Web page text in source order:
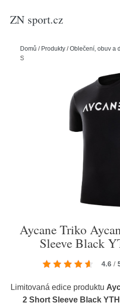
ZN sport.cz
Domů / Produkty /Oblečení, obuv a
Skytos 2 Short Sleeve Black YTH,
Aycane Triko
Sleeve Black
4.6 /
Limitovaná edice produktu
2 Short Sleeve Black